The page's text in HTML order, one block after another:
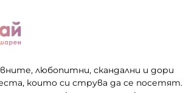
любопитни, скандални и дори
които си струва да се посетят.